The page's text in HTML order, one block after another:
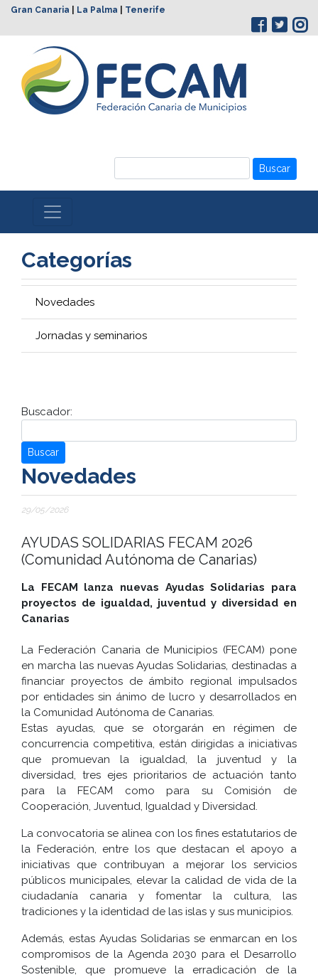
Gran Canaria La Palma Tenerife
Buscar
Categorías
Novedades
Jornadas y seminarios
Buscador:
Buscar
Novedades
29/05/2026
AYUDAS SOLIDARIAS FECAM 2026
(Comunidad Autónoma de Canarias)
La FECAM lanza nuevas Ayudas Solidarias para
proyectos de igualdad, juventud y diversidad en
Canarias
La Federación Canaria de Municipios (FECAM) pone
en marcha las nuevas Ayudas Solidarias, destinadas a
financiar proyectos de ámbito regional impulsados
por entidades sin ánimo de lucro y desarrollados en
la Comunidad Autónoma de Canarias.
Estas ayudas, que se otorgarán en régimen de
concurrencia competitiva, están dirigidas a iniciativas
que promuevan la igualdad, la juventud y la
diversidad, tres ejes prioritarios de actuación tanto
para la FECAM como para su Comisión de
Cooperación, Juventud, Igualdad y Diversidad.
La convocatoria se alinea con los fines estatutarios de
la Federación, entre los que destacan el apoyo a
iniciativas que contribuyan a mejorar los servicios
públicos municipales, elevar la calidad de vida de la
ciudadanía canaria y fomentar la cultura, las
tradiciones y la identidad de las islas y sus municipios.
Además, estas Ayudas Solidarias se enmarcan en los
compromisos de la Agenda 2030 para el Desarrollo
Sostenible, que promueve la erradicación de la